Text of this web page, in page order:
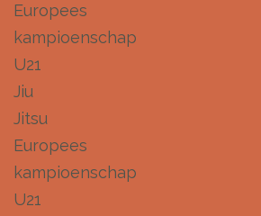
Europees
kampioenschap
U21
Jiu
Jitsu
Europees
kampioenschap
U21